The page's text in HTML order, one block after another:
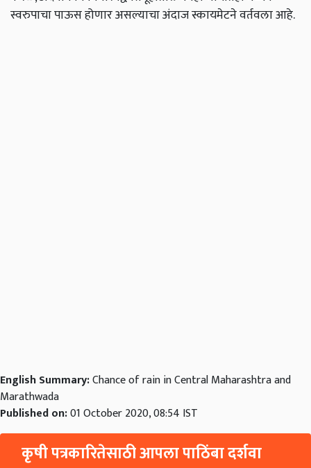
स्वरुपाचा पाऊस होणार असल्याचा अंदाज स्कायमेटने वर्तवला आहे.
English Summary:Chance of rain in Central Maharashtra and
Marathwada
Published on:01 October 2020, 08:54 IST
कृषी पत्रकारितेसाठी आपला पाठिंबा दर्शवा